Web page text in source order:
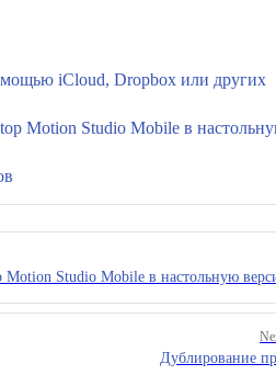
iCloud, Dropbox или других
Motion Studio Mobile в
Motion Studio Mobile в настольную
Дублирование